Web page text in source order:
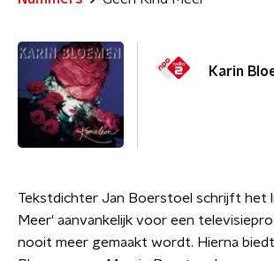
Karin
Tekstdichter Jan Boerstoel schrijft het
Meer' aanvankelijk voor een
nooit meer gemaakt wordt. Hierna